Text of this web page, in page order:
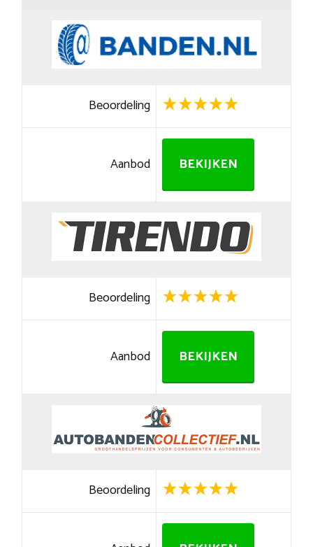
Beoordeling
Aanbod BEKIJKEN
Beoordeling
Aanbod BEKIJKEN
Beoordeling